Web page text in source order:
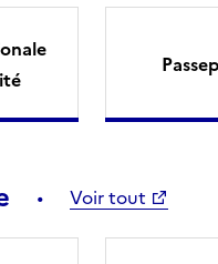
Voir tout